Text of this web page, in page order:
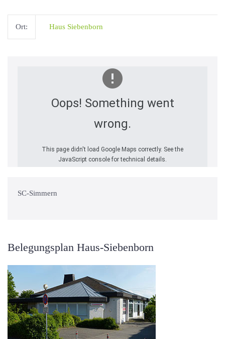
Ort: Haus Siebenborn
Oops! Something went
wrong.
This page didn't load Google Maps correctly. See the
JavaScript console for technical details.
SC-Simmern
Belegungsplan Haus-Siebenborn